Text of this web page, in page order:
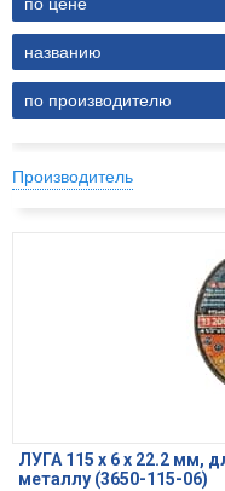
по цене
названию
по производителю
Производитель
ЛУГА 115 х 6 х 22.2 мм,
металлу (3650-115-06)